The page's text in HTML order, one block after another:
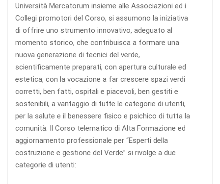
Università Mercatorum insieme alle Associazioni ed i
Collegi promotori del Corso, si assumono la iniziativa
di offrire uno strumento innovativo, adeguato al
momento storico, che contribuisca a formare una
nuova generazione di tecnici del verde,
scientificamente preparati, con apertura culturale ed
estetica, con la vocazione a far crescere spazi verdi
corretti, ben fatti, ospitali e piacevoli, ben gestiti e
sostenibili, a vantaggio di tutte le categorie di utenti,
per la salute e il benessere fisico e psichico di tutta la
comunità. Il Corso telematico di Alta Formazione ed
aggiornamento professionale per “Esperti della
costruzione e gestione del Verde” si rivolge a due
categorie di utenti: